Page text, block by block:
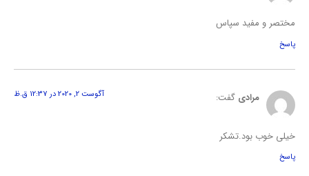
مختصر و مفید سپاس
پاسخ
مرادیگفت: آگوست 2, 2020 در 12:37 ق.ظ
خیلی خوب بود.تشکر
پاسخ